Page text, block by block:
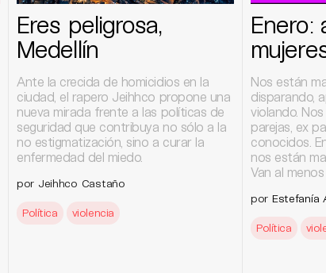
Eres peligrosa,
Medellín
Ante la crecida de homicidios en la
ciudad, el rapero Jeihhco propone una
nueva mirada frente a las políticas de
seguridad que contribuya no sólo a la
no estigmatización, sino a curar la
enfermedad del miedo.
por Jeihhco Castaño
Política violencia
Enero:
Nos están
disparando,
violando.
parejas, ex
conocidos.
nos están
Van al
por Estefanía
Política